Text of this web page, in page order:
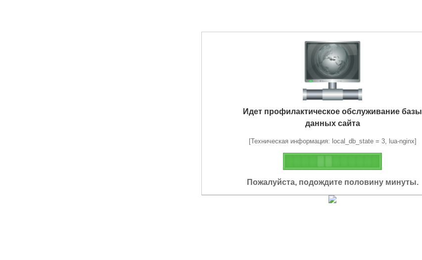
Идет профилактическое обслуживание базы
данных сайта
[Техническая информация: local_db_state = 3, lua-nginx]
Пожалуйста, подождите половину минуты.